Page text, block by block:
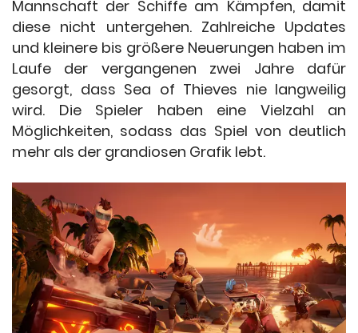
Mannschaft der Schiffe am Kämpfen, damit
diese nicht untergehen. Zahlreiche Updates
und kleinere bis größere Neuerungen haben im
Laufe der vergangenen zwei Jahre dafür
gesorgt, dass Sea of Thieves nie langweilig
wird. Die Spieler haben eine Vielzahl an
Möglichkeiten, sodass das Spiel von deutlich
mehr als der grandiosen Grafik lebt.